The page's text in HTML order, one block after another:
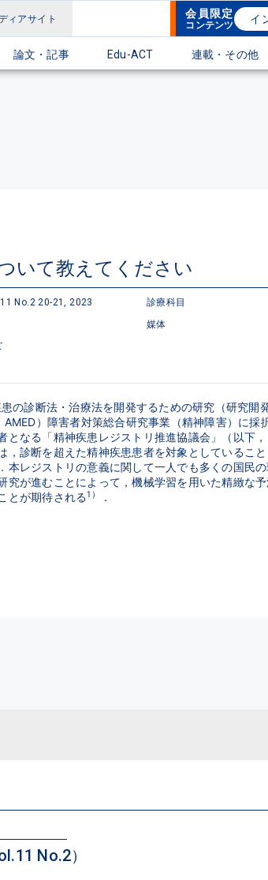
ィアサイト 会員限定
コンテンツ イ
論文・記事 Edu-ACT 連載・その他
いて教えてください
No.2 20-21, 2023
診療科目
媒体
の診断法・治療法を開発するための研究（研究
）障害者対策総合研究事業（精神障害）に採
となる「精神疾患レジストリ推進協議会」（以下
診断を超えた精神疾患患者を対象としているこ
レジストリの意義に関して一人でも多くの国民
が進むことによって，機械学習を用いた精緻な
とが期待される1） ．
No.2）